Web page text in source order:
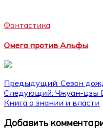
Фантастика
Омега против Альфы
Навигация
по
записям
Предыдущий: Сезон
Следующий: Чжуан-цзы
Книга о знании и власти
Добавить